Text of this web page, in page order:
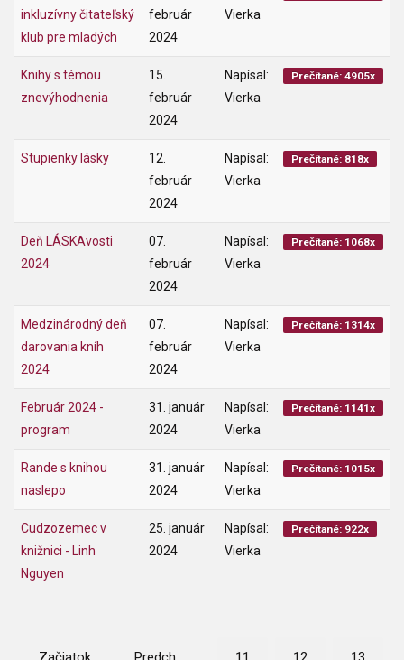
inkluzívny čitateľský
klub pre mladých
február
2024
Vierka
Knihy s témou
znevýhodnenia
15.
február
2024
Napísal:
Vierka
Prečítané: 4905x
Stupienky lásky
12.
február
2024
Napísal:
Vierka
Prečítané: 818x
Deň LÁSKAvosti
2024
07.
február
2024
Napísal:
Vierka
Prečítané: 1068x
Medzinárodný deň
darovania kníh
2024
07.
február
2024
Napísal:
Vierka
Prečítané: 1314x
Február 2024 -
program
31. január
2024
Napísal:
Vierka
Prečítané: 1141x
Rande s knihou
naslepo
31. január
2024
Napísal:
Vierka
Prečítané: 1015x
Cudzozemec v
knižnici - Linh
Nguyen
25. január
2024
Napísal:
Vierka
Prečítané: 922x